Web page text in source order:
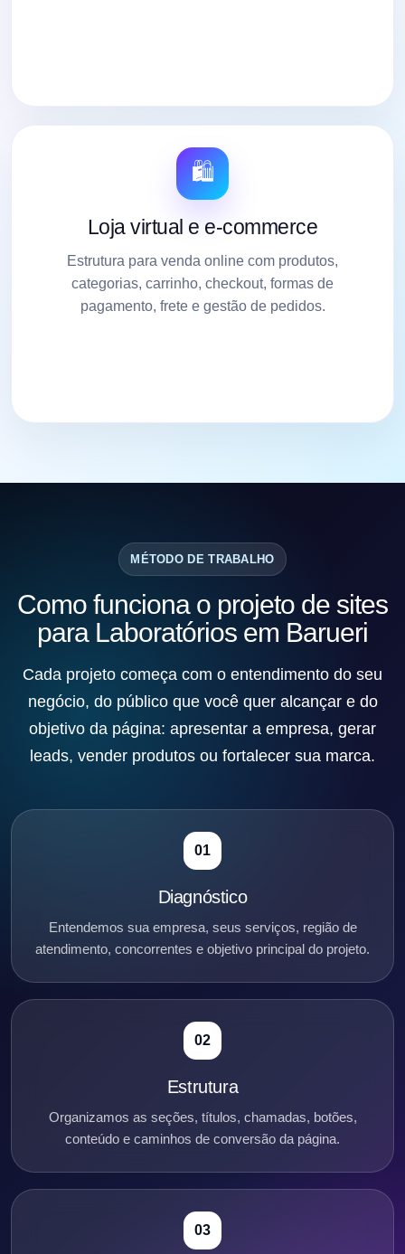
🛍️
Loja virtual e e-commerce
Estrutura para venda online com produtos,
categorias, carrinho, checkout, formas de
pagamento, frete e gestão de pedidos.
MÉTODO DE TRABALHO
Como funciona o projeto de sites
para Laboratórios em Barueri
Cada projeto começa com o entendimento do seu
negócio, do público que você quer alcançar e do
objetivo da página: apresentar a empresa, gerar
leads, vender produtos ou fortalecer sua marca.
01
Diagnóstico
Entendemos sua empresa, seus serviços, região de
atendimento, concorrentes e objetivo principal do projeto.
02
Estrutura
Organizamos as seções, títulos, chamadas, botões,
conteúdo e caminhos de conversão da página.
03